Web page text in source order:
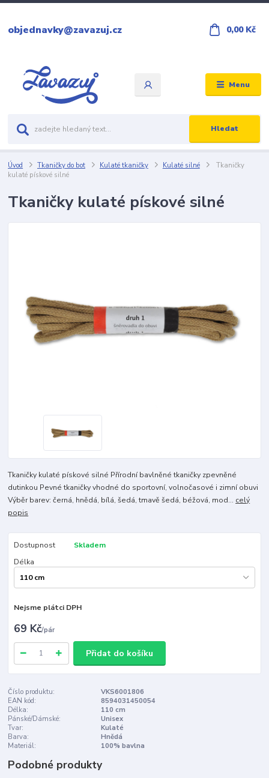
Menu
Hledat
objednavky@zavazuj.cz 0,00 Kč
Úvod Tkaničky do bot Kulaté tkaničky Kulaté silné
Tkaničky
kulaté pískové silné
Tkaničky kulaté pískové silné
Tkaničky kulaté pískové silné Přírodní bavlněné tkaničky zpevněné
dutinkou Pevné tkaničky vhodné do sportovní, volnočasové i zimní obuvi
Výběr barev: černá, hnědá, bílá, šedá, tmavě šedá, béžová, mod... celý
popis
Dostupnost
Skladem
Délka
Nejsme plátci DPH
69 Kč/pár
Přidat do košíku
Číslo produktu:
VKS6001806
EAN kód:
8594031450054
Délka:
110 cm
Pánské/Dámské:
Unisex
Tvar:
Kulaté
Barva:
Hnědá
Materiál:
100% bavlna
Podobné produkty